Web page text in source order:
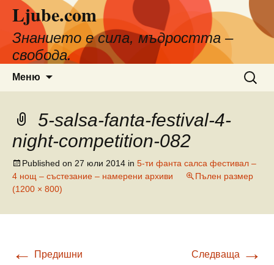
съдържанието
Ljube.com
Знанието е сила, мъдростта –
свобода.
Меню
за:
5-salsa-fanta-festival-4-
night-competition-082
Published on 27 юли 2014 in 5-ти фанта салса фестивал –
4 нощ – състезание – намерени архиви
Пълен размер
(1200 × 800)
← Предишни Следваща →